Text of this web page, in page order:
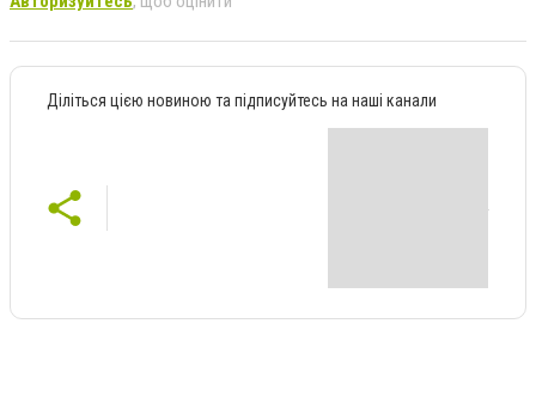
Діліться цією новиною та підписуйтесь на наші канали